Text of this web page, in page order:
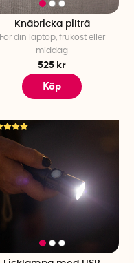
Knäbricka pilträ
För din laptop, frukost eller
middag
525 kr
Köp